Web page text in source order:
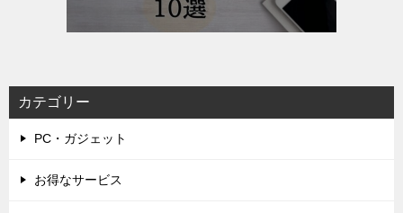
カテゴリー
PC・ガジェット
お得なサービス